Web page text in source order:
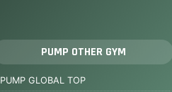
PUMP OTHER GYM
PUMP GLOBAL TOP